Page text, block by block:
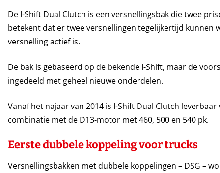
De I-Shift Dual Clutch is een versnellingsbak die twee
betekent dat er twee versnellingen tegelijkertijd kunnen
versnelling actief is.
De bak is gebaseerd op de bekende I-Shift, maar de
ingedeeld met geheel nieuwe onderdelen.
Vanaf het najaar van 2014 is I-Shift Dual Clutch
combinatie met de D13-motor met 460, 500 en 540 pk.
Eerste dubbele koppeling voor trucks
Versnellingsbakken met dubbele koppelingen – DSG –